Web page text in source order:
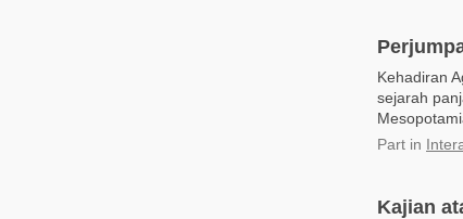
Kehadiran
sejarah
Part in
Kajian